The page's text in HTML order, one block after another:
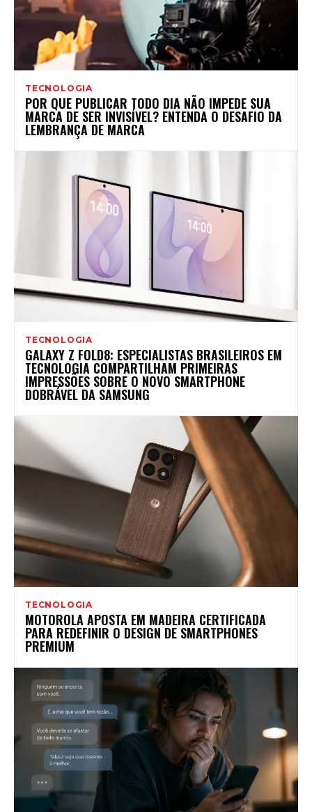
TECNOLOGIA
POR QUE PUBLICAR TODO DIA NÃO IMPEDE SUA
MARCA DE SER INVISÍVEL? ENTENDA O DESAFIO DA
LEMBRANÇA DE MARCA
TECNOLOGIA
GALAXY Z FOLD8: ESPECIALISTAS BRASILEIROS EM
TECNOLOGIA COMPARTILHAM PRIMEIRAS
IMPRESSÕES SOBRE O NOVO SMARTPHONE
DOBRÁVEL DA SAMSUNG
TECNOLOGIA
MOTOROLA APOSTA EM MADEIRA CERTIFICADA
PARA REDEFINIR O DESIGN DE SMARTPHONES
PREMIUM